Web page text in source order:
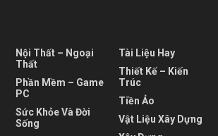
Nội Thất – Ngoại
Thất
Phần Mềm – Game
PC
Sức Khỏe Và Đời
Sống
Tài Liệu Hay
Thiết Kế – Kiến
Trúc
Tiền Ảo
Vật Liệu Xây Dựng